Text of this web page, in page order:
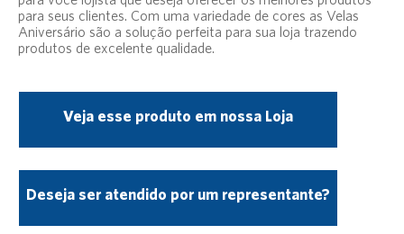
para seus clientes. Com uma variedade de cores as Velas
Aniversário são a solução perfeita para sua loja trazendo
produtos de excelente qualidade.
Veja esse produto em nossa Loja
Deseja ser atendido por um representante?